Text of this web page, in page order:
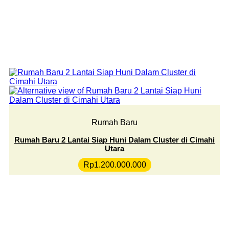
Rumah Baru
Rumah Baru 2 Lantai Siap Huni Dalam Cluster di Cimahi
Utara
Rp1.200.000.000